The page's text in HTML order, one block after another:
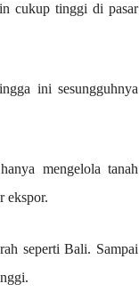
cukup tinggi di pasar
ini sesungguhnya
mengelola tanah
ekspor.
seperti Bali. Sampai